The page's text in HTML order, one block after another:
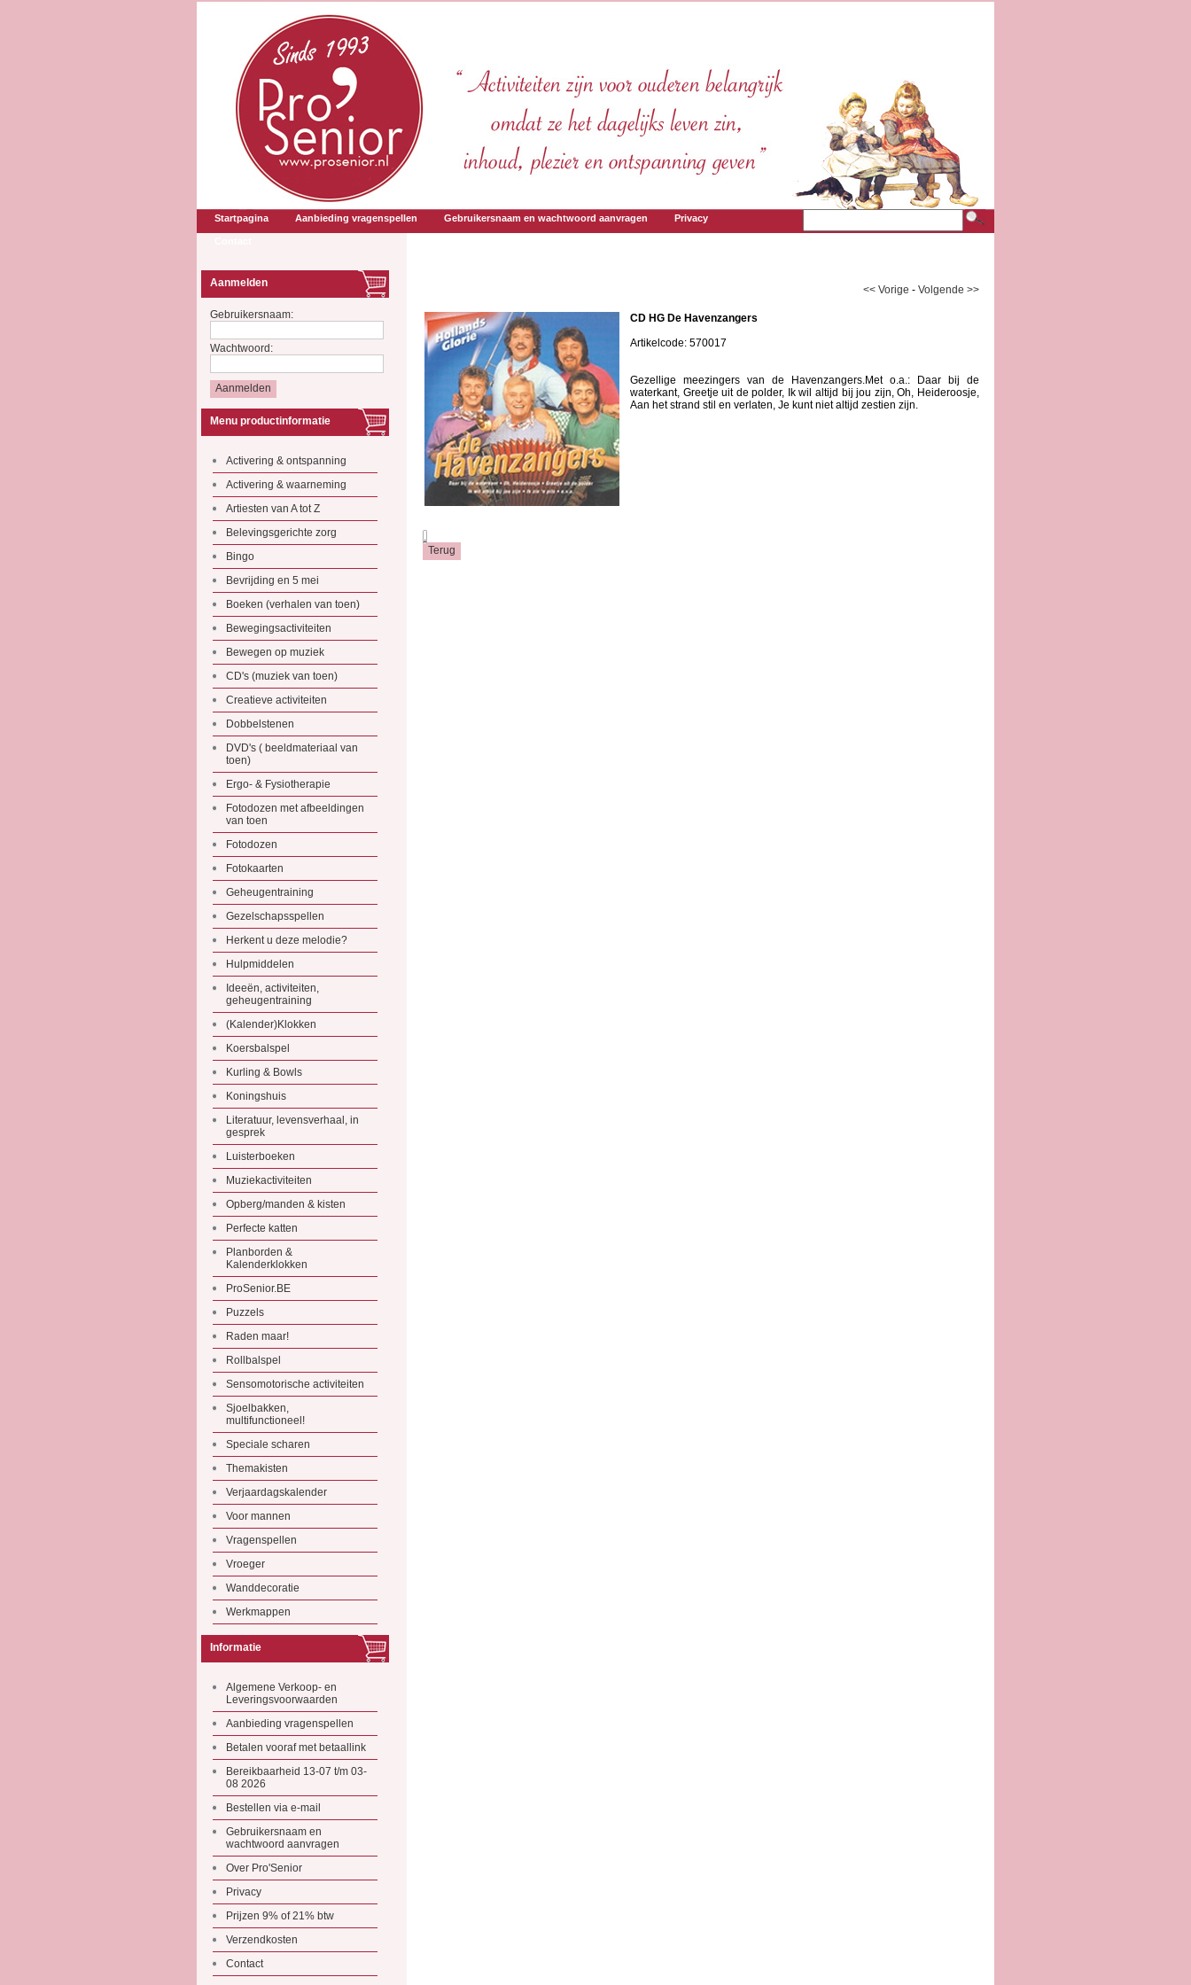
Startpagina Aanbieding vragenspellen Gebruikersnaam en wachtwoord aanvragen Privacy
Aanmelden
Gebruikersnaam:
Wachtwoord:
Menu productinformatie
Activering & ontspanning
Activering & waarneming
Artiesten van A tot Z
Belevingsgerichte zorg
Bingo
Bevrijding en 5 mei
Boeken (verhalen van toen)
Bewegingsactiviteiten
Bewegen op muziek
CD's (muziek van toen)
Creatieve activiteiten
Dobbelstenen
DVD's ( beeldmateriaal van
toen)
Ergo- & Fysiotherapie
Fotodozen met afbeeldingen
van toen
Fotodozen
Fotokaarten
Geheugentraining
Gezelschapsspellen
Herkent u deze melodie?
Hulpmiddelen
Ideeën, activiteiten,
geheugentraining
(Kalender)Klokken
Koersbalspel
Kurling & Bowls
Koningshuis
Literatuur, levensverhaal, in
gesprek
Luisterboeken
Muziekactiviteiten
Opberg/manden & kisten
Perfecte katten
Planborden &
Kalenderklokken
ProSenior.BE
Puzzels
Raden maar!
Rollbalspel
Sensomotorische activiteiten
Sjoelbakken,
multifunctioneel!
Speciale scharen
Themakisten
Verjaardagskalender
Voor mannen
Vragenspellen
Vroeger
Wanddecoratie
Werkmappen
Informatie
Algemene Verkoop- en
Leveringsvoorwaarden
Aanbieding vragenspellen
Betalen vooraf met betaallink
Bereikbaarheid 13-07 t/m 03-
08 2026
Bestellen via e-mail
Gebruikersnaam en
wachtwoord aanvragen
Over Pro'Senior
Privacy
Prijzen 9% of 21% btw
Verzendkosten
Contact
<< Vorige - Volgende >>
CD HG De Havenzangers
Artikelcode: 570017
Gezellige meezingers van de Havenzangers.Met o.a.: Daar bij de
waterkant, Greetje uit de polder, Ik wil altijd bij jou zijn, Oh, Heideroosje,
Aan het strand stil en verlaten, Je kunt niet altijd zestien zijn.
.